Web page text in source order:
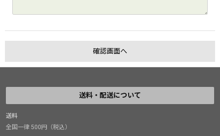
送料・配送について
送料
全国一律 500円（税込）